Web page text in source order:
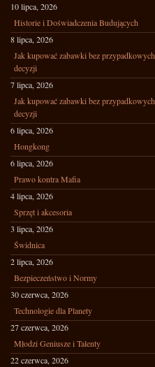
10 lipca, 2026
Historie i Doświadczenia Budujących
8 lipca, 2026
Jak kupować zabawki bez przypadkowych
decyzji
7 lipca, 2026
Jak kupować zabawki bez przypadkowych
decyzji
6 lipca, 2026
Hongkong
6 lipca, 2026
Prawo kontra Mafia
4 lipca, 2026
Sprzęt i akcesoria
3 lipca, 2026
Świdnica
2 lipca, 2026
Bezpieczeństwo i Normy
30 czerwca, 2026
Technologie dla Planety
27 czerwca, 2026
Młodzi Geniusze i Talenty
22 czerwca, 2026